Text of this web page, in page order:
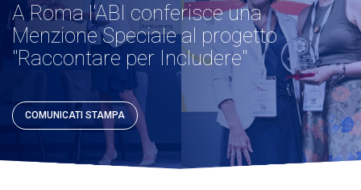
A Roma l'ABI conferisce una
Menzione Speciale al progetto
"Raccontare per Includere"
COMUNICATI STAMPA